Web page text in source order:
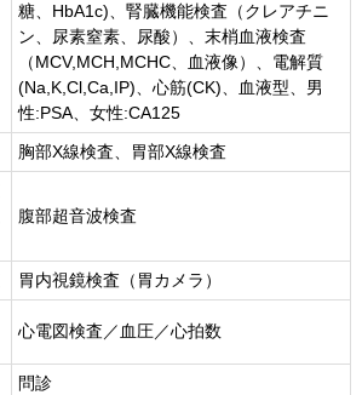
糖、HbA1c)、腎臓機能検査（クレアチニ
ン、尿素窒素、尿酸）、末梢血液検査
（MCV,MCH,MCHC、血液像）、電解質
(Na,K,Cl,Ca,IP)、心筋(CK)、血液型、男
性:PSA、女性:CA125
胸部X線検査、胃部X線検査
腹部超音波検査
胃内視鏡検査（胃カメラ）
心電図検査／血圧／心拍数
問診